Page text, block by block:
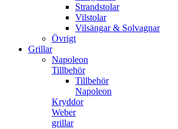
Strandstolar
Vilstolar
Vilsängar & Solvagnar
Övrigt
Grillar
Napoleon
Tillbehör
Tillbehör
Napoleon
Kryddor
Weber
grillar